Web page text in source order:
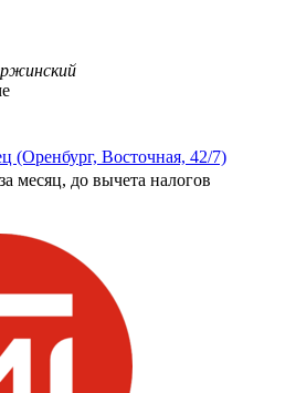
(Оренбург, Восточная, 42/7)
за месяц, до вычета налогов